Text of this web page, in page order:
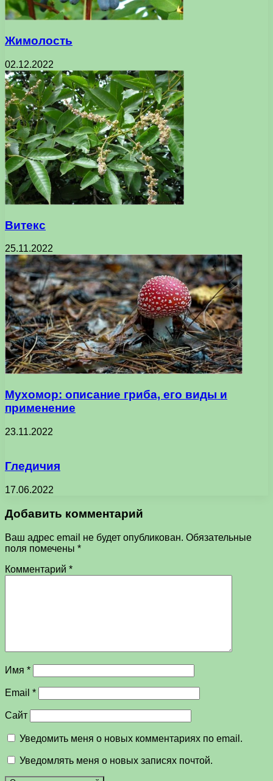
Жимолость
02.12.2022
Витекс
25.11.2022
Мухомор: описание гриба, его виды и
применение
23.11.2022
Гледичия
17.06.2022
Добавить комментарий
Ваш адрес email не будет опубликован. Обязательные
поля помечены *
Комментарий *
Имя *
Email *
Сайт
Уведомить меня о новых комментариях по email.
Уведомлять меня о новых записях почтой.